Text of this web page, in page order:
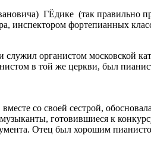
ГЁдике (так правильно
ин­спектором фортепианных
органистом московской
в той же церкви, был
со своей сестрой,
готовившиеся к
Отец был хорошим